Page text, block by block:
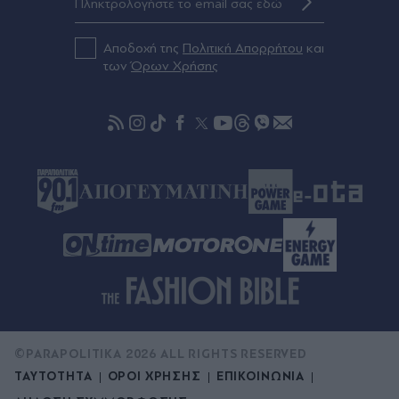
σχήμα της Πειραιώς και οι επαφές Παπασταύρου
Πριν 34 λεπτά
φωτορύπανση και γιατί μας αφορά
Αποδοχή της Πολιτική Απορρήτου και
τωνΌρων Χρήσης
ΤΑΥΤΟΤΗΤΑ ΟΡΟΙ ΧΡΗΣΗΣ
ΕΠΙΚΟΙΝΩΝΙΑ
©PARAPOLITIKA 2026 ALL RIGHTS RESERVED